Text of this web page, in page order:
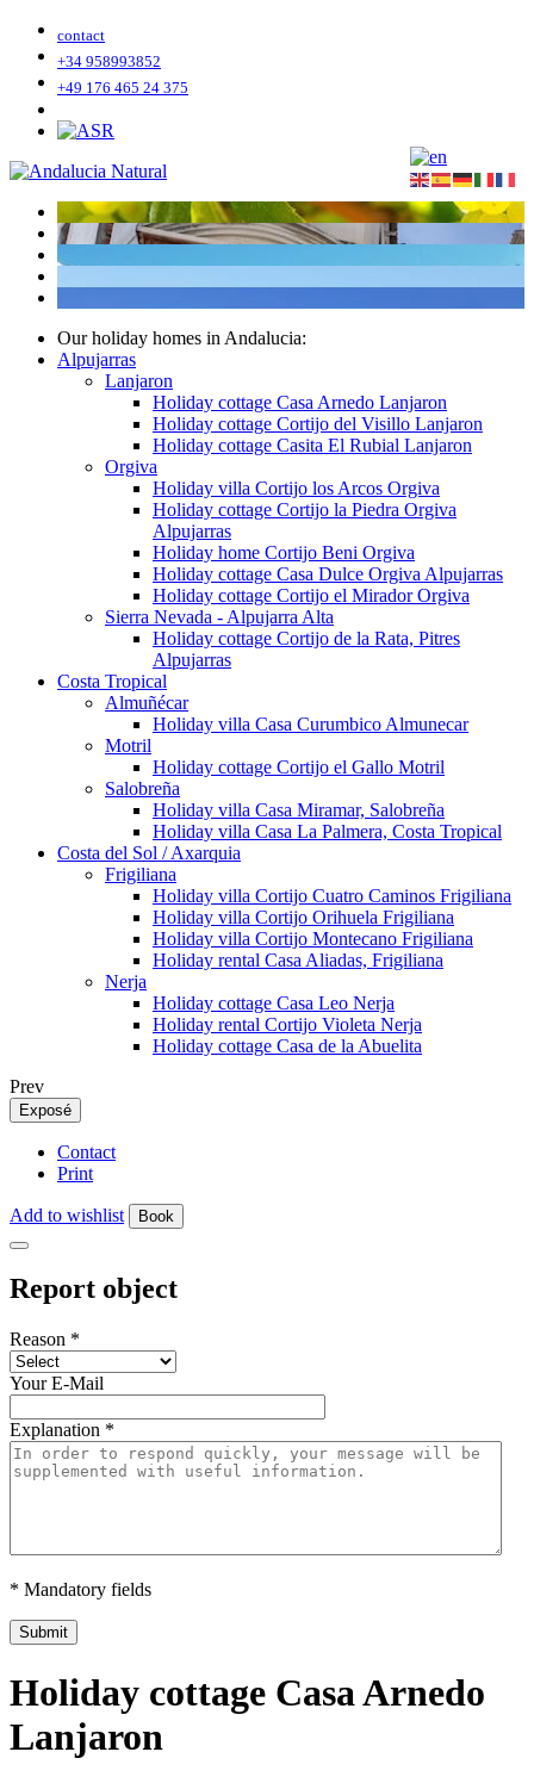
contact
+34 958993852
+49 176 465 24 375
Our holiday homes in Andalucia:
Alpujarras
Lanjaron
Holiday cottage Casa Arnedo Lanjaron
Holiday cottage Cortijo del Visillo Lanjaron
Holiday cottage Casita El Rubial Lanjaron
Orgiva
Holiday villa Cortijo los Arcos Orgiva
Holiday cottage Cortijo la Piedra Orgiva
Alpujarras
Holiday home Cortijo Beni Orgiva
Holiday cottage Casa Dulce Orgiva Alpujarras
Holiday cottage Cortijo el Mirador Orgiva
Sierra Nevada - Alpujarra Alta
Holiday cottage Cortijo de la Rata, Pitres
Alpujarras
Costa Tropical
Almuñécar
Holiday villa Casa Curumbico Almunecar
Motril
Holiday cottage Cortijo el Gallo Motril
Salobreña
Holiday villa Casa Miramar, Salobreña
Holiday villa Casa La Palmera, Costa Tropical
Costa del Sol / Axarquia
Frigiliana
Holiday villa Cortijo Cuatro Caminos Frigiliana
Holiday villa Cortijo Orihuela Frigiliana
Holiday villa Cortijo Montecano Frigiliana
Holiday rental Casa Aliadas, Frigiliana
Nerja
Holiday cottage Casa Leo Nerja
Holiday rental Cortijo Violeta Nerja
Holiday cottage Casa de la Abuelita
Prev
Exposé
Contact
Print
Add to wishlist Book
Report object
Reason *
Your E-Mail
Explanation *
* Mandatory fields
Submit
Holiday cottage Casa Arnedo
Lanjaron